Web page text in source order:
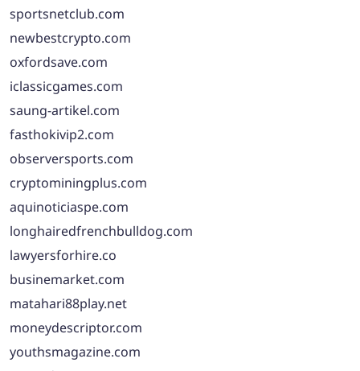
sportsnetclub.com
newbestcrypto.com
oxfordsave.com
iclassicgames.com
saung-artikel.com
fasthokivip2.com
observersports.com
cryptominingplus.com
aquinoticiaspe.com
longhairedfrenchbulldog.com
lawyersforhire.co
businemarket.com
matahari88play.net
moneydescriptor.com
youthsmagazine.com